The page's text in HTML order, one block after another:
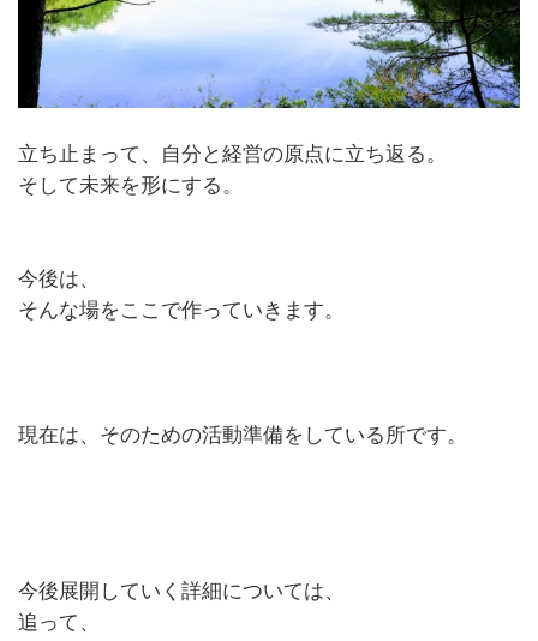
立ち止まって、自分と経営の原点に立ち返る。
そして未来を形にする。
今後は、
そんな場をここで作っていきます。
現在は、そのための活動準備をしている所です。
今後展開していく詳細については、
追って、